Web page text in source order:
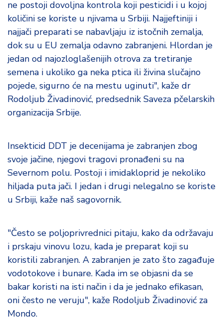
ne postoji dovoljna kontrola koji pesticidi i u kojoj
količini se koriste u njivama u Srbiji. Najjeftiniji i
najjači preparati se nabavljaju iz istočnih zemalja,
dok su u EU zemalja odavno zabranjeni. Hlordan je
jedan od najozloglašenijih otrova za tretiranje
semena i ukoliko ga neka ptica ili živina slučajno
pojede, sigurno će na mestu uginuti", kaže dr
Rodoljub Živadinović, predsednik Saveza pčelarskih
organizacija Srbije.
Insekticid DDT je decenijama je zabranjen zbog
svoje jačine, njegovi tragovi pronađeni su na
Severnom polu. Postoji i imidakloprid je nekoliko
hiljada puta jači. I jedan i drugi nelegalno se koriste
u Srbiji, kaže naš sagovornik.
"Često se poljoprivrednici pitaju, kako da održavaju
i prskaju vinovu lozu, kada je preparat koji su
koristili zabranjen. A zabranjen je zato što zagađuje
vodotokove i bunare. Kada im se objasni da se
bakar koristi na isti način i da je jednako efikasan,
oni često ne veruju", kaže Rodoljub Živadinović za
Mondo.